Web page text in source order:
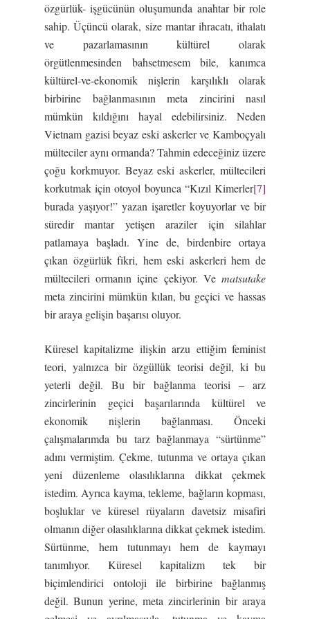
özgürlük- işgücünün oluşumunda anahtar bir role
sahip. Üçüncü olarak, size mantar ihracatı, ithalatı
ve pazarlamasının kültürel olarak
örgütlenmesinden bahsetmesem bile, kanımca
kültürel-ve-ekonomik nişlerin karşılıklı olarak
birbirine bağlanmasının meta zincirini nasıl
mümkün kıldığını hayal edebilirsiniz. Neden
Vietnam gazisi beyaz eski askerler ve Kamboçyalı
mülteciler aynı ormanda? Tahmin edeceğiniz üzere
çoğu korkmuyor. Beyaz eski askerler, mültecileri
korkutmak için otoyol boyunca “Kızıl Kimerler[7]
burada yaşıyor!” yazan işaretler koyuyorlar ve bir
süredir mantar yetişen araziler için silahlar
patlamaya başladı. Yine de, birdenbire ortaya
çıkan özgürlük fikri, hem eski askerleri hem de
mültecileri ormanın içine çekiyor. Ve matsutake
meta zincirini mümkün kılan, bu geçici ve hassas
bir araya gelişin başarısı oluyor.
Küresel kapitalizme ilişkin arzu ettiğim feminist
teori, yalnızca bir özgüllük teorisi değil, ki bu
yeterli değil. Bu bir bağlanma teorisi – arz
zincirlerinin geçici başarılarında kültürel ve
ekonomik nişlerin bağlanması. Önceki
çalışmalarımda bu tarz bağlanmaya “sürtünme”
adını vermiştim. Çekme, tutunma ve ortaya çıkan
yeni düzenleme olasılıklarına dikkat çekmek
istedim. Ayrıca kayma, tekleme, bağların kopması,
boşluklar ve küresel rüyaların davetsiz misafiri
olmanın diğer olasılıklarına dikkat çekmek istedim.
Sürtünme, hem tutunmayı hem de kaymayı
tanımlıyor. Küresel kapitalizm tek bir
biçimlendirici ontoloji ile birbirine bağlanmış
değil. Bunun yerine, meta zincirlerinin bir araya